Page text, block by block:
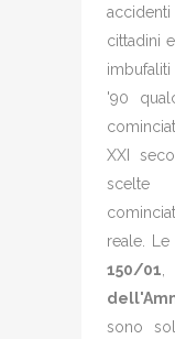
cittadini
'90
XXI
scelte
reale. Le
150/01
sono